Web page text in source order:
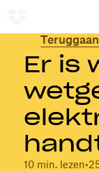
Er is
10 min. lezen•